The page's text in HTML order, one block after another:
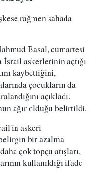
rağmen sahada
Basal, cumartesi
İsrail askerlerinin açtığı
kaybettiğini,
çocukların da
açıkladı.
ağır olduğu belirtildi.
askeri
bir azalma
çok topçu atışları,
kullanıldığı ifade